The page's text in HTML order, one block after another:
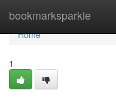
bookmarksparkle
Home
Home
1